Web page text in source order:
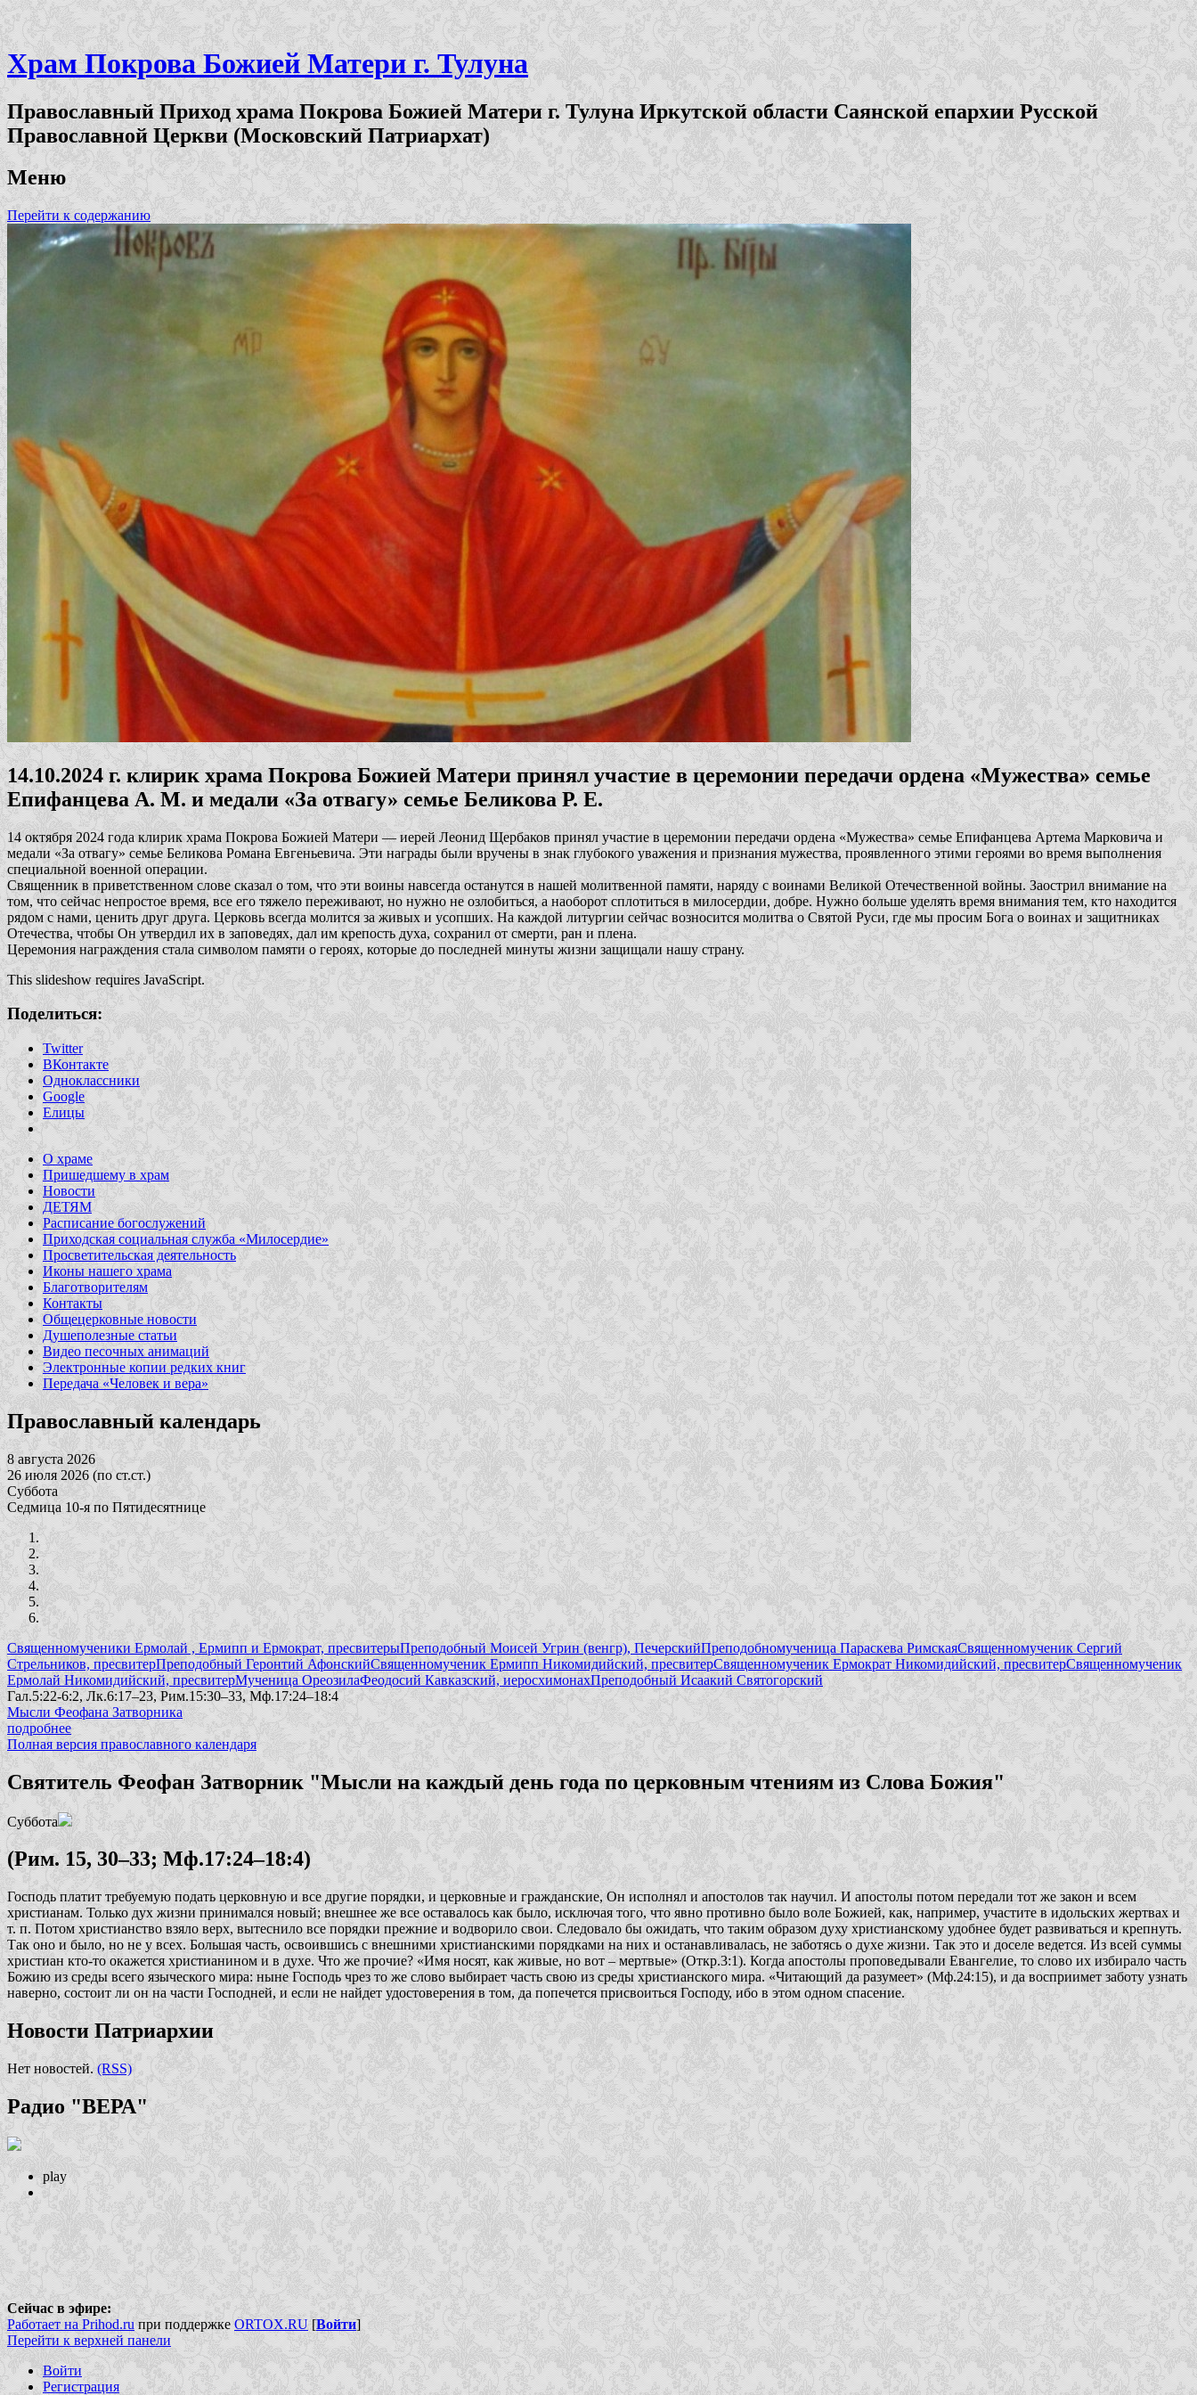
Храм Покрова Божией Матери г. Тулуна
Православный Приход храма Покрова Божией Матери г. Тулуна Иркутской области Саянской епархии Русской
Православной Церкви (Московский Патриархат)
Меню
Перейти к содержанию
14.10.2024 г. клирик храма Покрова Божией Матери принял участие в церемонии передачи ордена «Мужества» семье
Епифанцева А. М. и медали «За отвагу» семье Беликова Р. Е.
14 октября 2024 года клирик храма Покрова Божией Матери — иерей Леонид Щербаков принял участие в церемонии передачи ордена «Мужества» семье Епифанцева Артема Марковича и
медали «За отвагу» семье Беликова Романа Евгеньевича. Эти награды были вручены в знак глубокого уважения и признания мужества, проявленного этими героями во время выполнения
специальной военной операции.
Священник в приветственном слове сказал о том, что эти воины навсегда останутся в нашей молитвенной памяти, наряду с воинами Великой Отечественной войны. Заострил внимание на
том, что сейчас непростое время, все его тяжело переживают, но нужно не озлобиться, а наоборот сплотиться в милосердии, добре. Нужно больше уделять время внимания тем, кто находится
рядом с нами, ценить друг друга. Церковь всегда молится за живых и усопших. На каждой литургии сейчас возносится молитва о Святой Руси, где мы просим Бога о воинах и защитниках
Отечества, чтобы Он утвердил их в заповедях, дал им крепость духа, сохранил от смерти, ран и плена.
Церемония награждения стала символом памяти о героях, которые до последней минуты жизни защищали нашу страну.
This slideshow requires JavaScript.
Поделиться:
Twitter
ВКонтакте
Одноклассники
Google
Елицы
О храме
Пришедшему в храм
Новости
ДЕТЯМ
Расписание богослужений
Приходская социальная служба «Милосердие»
Просветительская деятельность
Иконы нашего храма
Благотворителям
Контакты
Общецерковные новости
Душеполезные статьи
Видео песочных анимаций
Электронные копии редких книг
Передача «Человек и вера»
Православный календарь
8 августа 2026
26 июля 2026 (по ст.ст.)
Суббота
Седмица 10-я по Пятидесятнице
Священномученики Ермолай , Ермипп и Ермократ, пресвитерыПреподобный Моисей Угрин (венгр), ПечерскийПреподобномученица Параскева РимскаяСвященномученик Сергий
Стрельников, пресвитерПреподобный Геронтий АфонскийСвященномученик Ермипп Никомидийский, пресвитерСвященномученик Ермократ Никомидийский, пресвитерСвященномученик
Ермолай Никомидийский, пресвитерМученица ОреозилаФеодосий Кавказский, иеросхимонахПреподобный Исаакий Святогорский
Гал.5:22-6:2, Лк.6:17–23, Рим.15:30–33, Мф.17:24–18:4
Мысли Феофана Затворника
подробнее
Полная версия православного календаря
Святитель Феофан Затворник "Мысли на каждый день года по церковным чтениям из Слова Божия"
Суббота
(Рим. 15, 30–33; Мф.17:24–18:4)
Господь платит требуемую подать церковную и все другие порядки, и церковные и гражданские, Он исполнял и апостолов так научил. И апостолы потом передали тот же закон и всем
христианам. Только дух жизни принимался новый; внешнее же все оставалось как было, исключая того, что явно противно было воле Божией, как, например, участите в идольских жертвах и
т. п. Потом христианство взяло верх, вытеснило все порядки прежние и водворило свои. Следовало бы ожидать, что таким образом духу христианскому удобнее будет развиваться и крепнуть.
Так оно и было, но не у всех. Большая часть, освоившись с внешними христианскими порядками на них и останавливалась, не заботясь о духе жизни. Так это и доселе ведется. Из всей суммы
христиан кто-то окажется христианином и в духе. Что же прочие? «Имя носят, как живые, но вот – мертвые» (Откр.3:1). Когда апостолы проповедывали Евангелие, то слово их избирало часть
Божию из среды всего языческого мира: ныне Господь чрез то же слово выбирает часть свою из среды христианского мира. «Читающий да разумеет»(Мф.24:15), и да восприимет заботу узнать
наверно, состоит ли он на части Господней, и если не найдет удостоверения в том, да попечется присвоиться Господу, ибо в этом одном спасение.
Новости Патриархии
Нет новостей. (RSS)
Радио "ВЕРА"
play
Сейчас в эфире:
Работает на Prihod.ruпри поддержкеORTOX.RU [Войти]
Перейти к верхней панели
Войти
Регистрация